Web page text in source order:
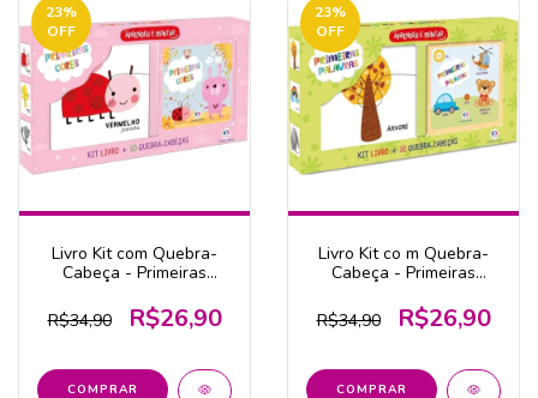
23%
OFF
Livro Kit com Quebra-
Cabeça - Primeiras
R$34,90
R$26,90
23%
OFF
Livro Kit co m Quebra-
Cabeça - Primeiras
Cultural
R$34,90 R$26,90